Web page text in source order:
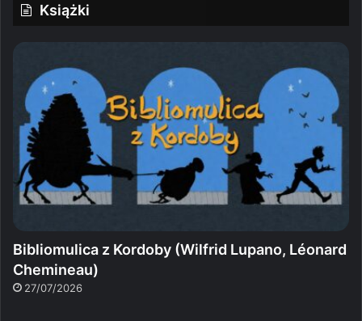
Książki
Bibliomulica z Kordoby (Wilfrid Lupano, Léonard
Chemineau)
27/07/2026